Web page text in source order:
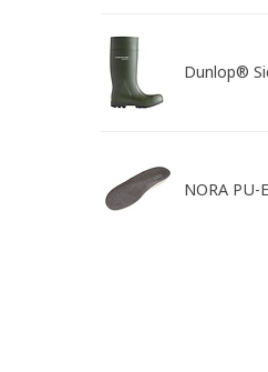
Dunlop®
NORA PU-